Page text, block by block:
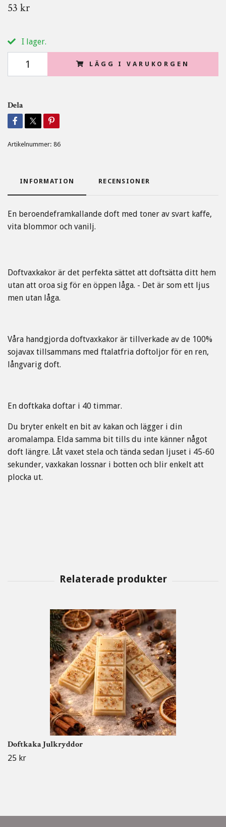
53 kr
I lager.
LÄGG I VARUKORGEN
Dela
Artikelnummer: 86
INFORMATION RECENSIONER
En beroendeframkallande doft med toner av svart kaffe,
vita blommor och vanilj.
Doftvaxkakor är det perfekta sättet att doftsätta ditt hem
utan att oroa sig för en öppen låga. - Det är som ett ljus
men utan låga.
Våra handgjorda doftvaxkakor är tillverkade av de 100%
sojavax tillsammans med ftalatfria doftoljor för en ren,
långvarig doft.
En doftkaka doftar i 40 timmar.
Du bryter enkelt en bit av kakan och lägger i din
aromalampa. Elda samma bit tills du inte känner något
doft längre. Låt vaxet stela och tända sedan ljuset i 45-60
sekunder, vaxkakan lossnar i botten och blir enkelt att
plocka ut.
Doftkaka Julkryddor
25 kr